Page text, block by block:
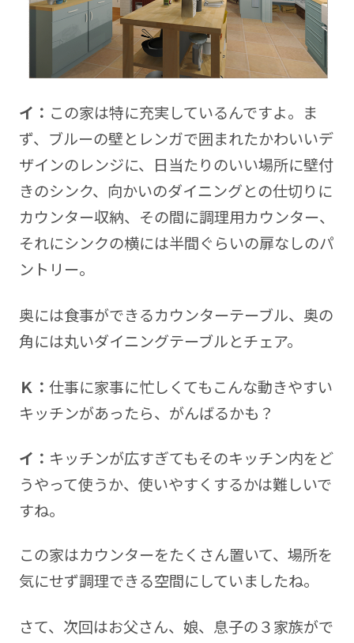
イ： この家は特に充実しているんですよ。ま
ず、ブルーの壁とレンガで囲まれたかわいいデ
ザインのレンジに、日当たりのいい場所に壁付
きのシンク、向かいのダイニングとの仕切りに
カウンター収納、その間に調理用カウンター、
それにシンクの横には半間ぐらいの扉なしのパ
ントリー。
奥には食事ができるカウンターテーブル、奥の
角には丸いダイニングテーブルとチェア。
Ｋ： 仕事に家事に忙しくてもこんな動きやすい
キッチンがあったら、がんばるかも？
イ： キッチンが広すぎてもそのキッチン内をど
うやって使うか、使いやすくするかは難しいで
すね。
この家はカウンターをたくさん置いて、場所を
気にせず調理できる空間にしていましたね。
さて、次回はお父さん、娘、息子の３家族がで